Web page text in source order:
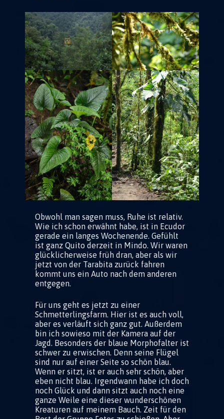
Obwohl man sagen muss, Ruhe ist relativ.
Wie ich schon erwähnt habe, ist in Ecudor
gerade ein langes Wochenende. Gefühlt
ist ganz Quito derzeit in Mindo. Wir waren
glücklicherweise früh dran, aber als wir
jetzt von der Tarabita zurück fahren
kommt uns ein Auto nach dem anderen
entgegen.
Für uns geht es jetzt zu einer
Schmetterlingsfarm. Hier ist es auch voll,
aber es verläuft sich ganz gut. Außerdem
bin ich sowieso mit der Kamera auf der
Jagd. Besonders der blaue Morphofalter ist
schwer zu erwischen. Denn seine Flügel
sind nur auf einer Seite so schön blau.
Wenn er sitzt, ist er auch sehr schön, aber
eben nicht blau. Irgendwann habe ich doch
noch Glück und dann sitzt auch noch eine
ganze Weile eine dieser wunderschönen
Kreaturen auf meinem Bauch. Zeit für den